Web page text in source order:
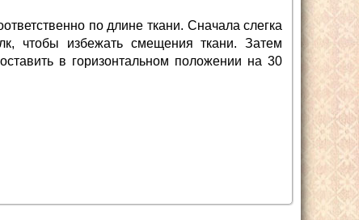
по длине ткани. Сначала слегка
чтобы избежать смещения ткани. Затем
в горизонтальном положении на 30